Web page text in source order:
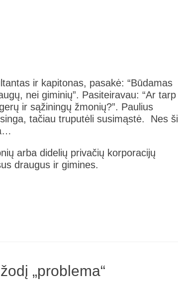
ir kapitonas, pasakė: “Būdamas
nei giminių”. Pasiteiravau: “Ar tarp
ir sąžiningų žmonių?”. Paulius
tačiau truputėli susimąstė. Nes ši
arba didelių privačių korporacijų
draugus ir gimines.
„problema“